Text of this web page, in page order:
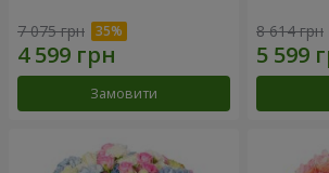
7 075 грн
Замовити
8 614 грн